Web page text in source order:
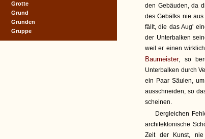
den Gebäuden, da
des Gebälks nie
fällt, die das Aug'
der Unterbalken
weil er einen
Baumeister, so
Unterbalken durch
ein Paar Säulen,
ausschneiden, so
scheinen.
Dergleichen
architektonische
Zeit der Kunst, nie
Grotte
Grund
Gründen
Gruppe